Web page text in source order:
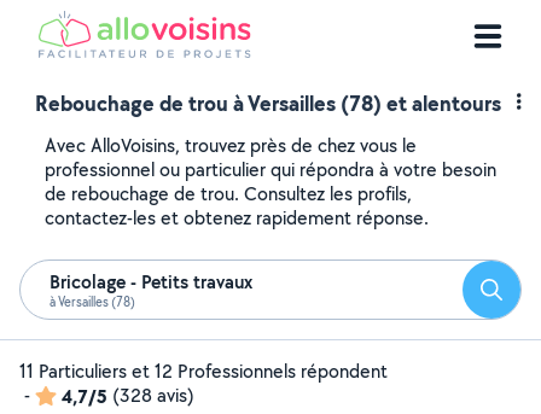
Rebouchage de trou à Versailles (78) et alentours
Avec AlloVoisins, trouvez près de chez vous le
professionnel ou particulier qui répondra à votre besoin
de rebouchage de trou. Consultez les profils,
contactez-les et obtenez rapidement réponse.
Bricolage - Petits travaux
à Versailles (78)
11 Particuliers et 12 Professionnels répondent
-
4,7/5 (328 avis)